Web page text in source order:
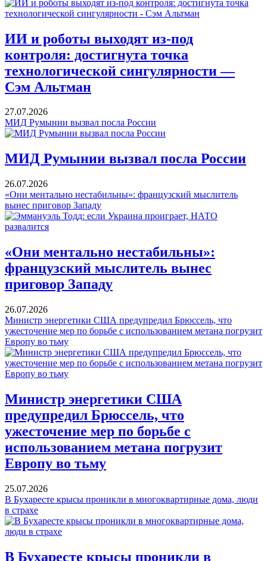
ИИ и роботы выходят из-под
контроля: достигнута точка
технологической сингулярности —
Сэм Альтман
27.07.2026
МИД Румынии вызвал посла России
МИД Румынии вызвал посла России
26.07.2026
«Они ментально нестабильны»: французский мыслитель
вынес приговор Западу
«Они ментально нестабильны»:
французский мыслитель вынес
приговор Западу
26.07.2026
Министр энергетики США предупредил Брюссель, что
ужесточение мер по борьбе с использованием метана погрузит
Европу во тьму
Министр энергетики США
предупредил Брюссель, что
ужесточение мер по борьбе с
использованием метана погрузит
Европу во тьму
25.07.2026
В Бухаресте крысы проникли в многоквартирные дома, люди
в страхе
В Бухаресте крысы проникли в